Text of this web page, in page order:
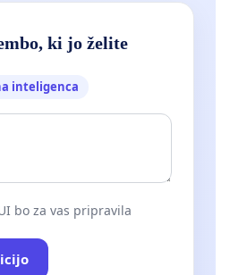
ki jo želite
inteligenca
bo za vas pripravila